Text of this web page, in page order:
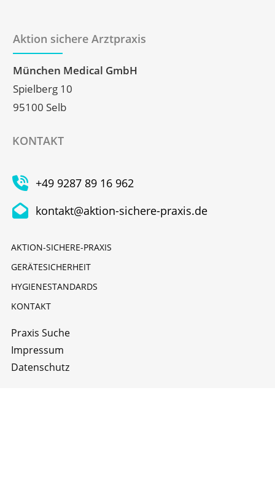
Aktion sichere Arztpraxis
München Medical GmbH
Spielberg 10
95100 Selb
KONTAKT
+49 9287 89 16 962
kontakt@aktion-sichere-praxis.de
AKTION-SICHERE-PRAXIS
GERÄTESICHERHEIT
HYGIENESTANDARDS
KONTAKT
Praxis Suche
Impressum
Datenschutz